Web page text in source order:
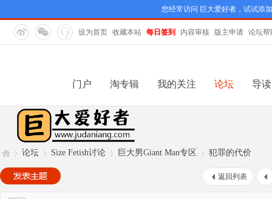
您经常访问 巨大爱好者，试试添
设为首页 收藏本站 每日签到 内容审核 版主申请 论坛帮
门户 淘专辑 我的关注 论坛 导读
论坛 Size Fetish讨论 巨大男Giant Man专区 犯罪的代价
返回列表